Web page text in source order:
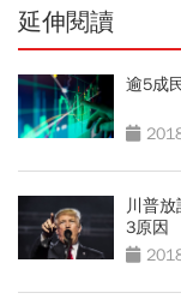
延伸閱讀
逾5成
川普
3原因